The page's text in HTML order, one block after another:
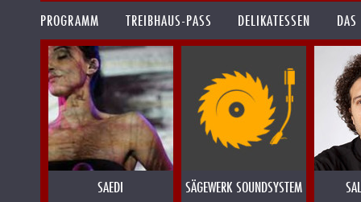
PROGRAMM TREIBHAUS-PASS DELIKATESSEN
SAEDI SÄGEWERK SOUNDSYSTEM